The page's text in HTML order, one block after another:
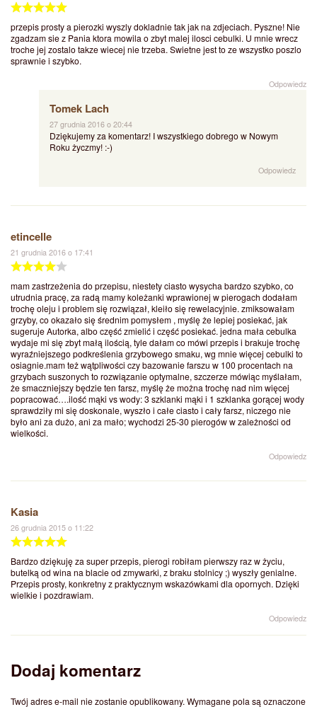
przepis prosty a pierozki wyszly dokladnie tak jak na zdjeciach. Pyszne! Nie
zgadzam sie z Pania ktora mowila o zbyt malej ilosci cebulki. U mnie wrecz
troche jej zostalo takze wiecej nie trzeba. Swietne jest to ze wszystko poszlo
sprawnie i szybko.
Odpowiedz
Tomek Lach
27 grudnia 2016 o 20:44
Dziękujemy za komentarz! I wszystkiego dobrego w Nowym
Roku życzmy! :-)
Odpowiedz
etincelle
21 grudnia 2016 o 17:41
mam zastrzeżenia do przepisu, niestety ciasto wysycha bardzo szybko, co
utrudnia pracę, za radą mamy koleżanki wprawionej w pierogach dodałam
trochę oleju i problem się rozwiązał, kleiło się rewelacyjnie. zmiksowałam
grzyby, co okazało się średnim pomysłem , myślę że lepiej posiekać, jak
sugeruje Autorka, albo część zmielić i część posiekać. jedna mała cebulka
wydaje mi się zbyt małą ilością, tyle dałam co mówi przepis i brakuje trochę
wyraźniejszego podkreślenia grzybowego smaku, wg mnie więcej cebulki to
osiagnie.mam też wątpliwości czy bazowanie farszu w 100 procentach na
grzybach suszonych to rozwiązanie optymalne, szczerze mówiąc myślałam,
że smaczniejszy będzie ten farsz, myślę że można trochę nad nim więcej
popracować….ilość mąki vs wody: 3 szklanki mąki i 1 szklanka gorącej wody
sprawdziły mi się doskonale, wyszło i całe ciasto i cały farsz, niczego nie
było ani za dużo, ani za mało; wychodzi 25-30 pierogów w zależności od
wielkości.
Odpowiedz
Kasia
26 grudnia 2015 o 11:22
Bardzo dziękuję za super przepis, pierogi robiłam pierwszy raz w życiu,
butelką od wina na blacie od zmywarki, z braku stolnicy ;) wyszły genialne.
Przepis prosty, konkretny z praktycznym wskazówkami dla opornych. Dzięki
wielkie i pozdrawiam.
Odpowiedz
Dodaj komentarz
Twój adres e-mail nie zostanie opublikowany. Wymagane pola są oznaczone